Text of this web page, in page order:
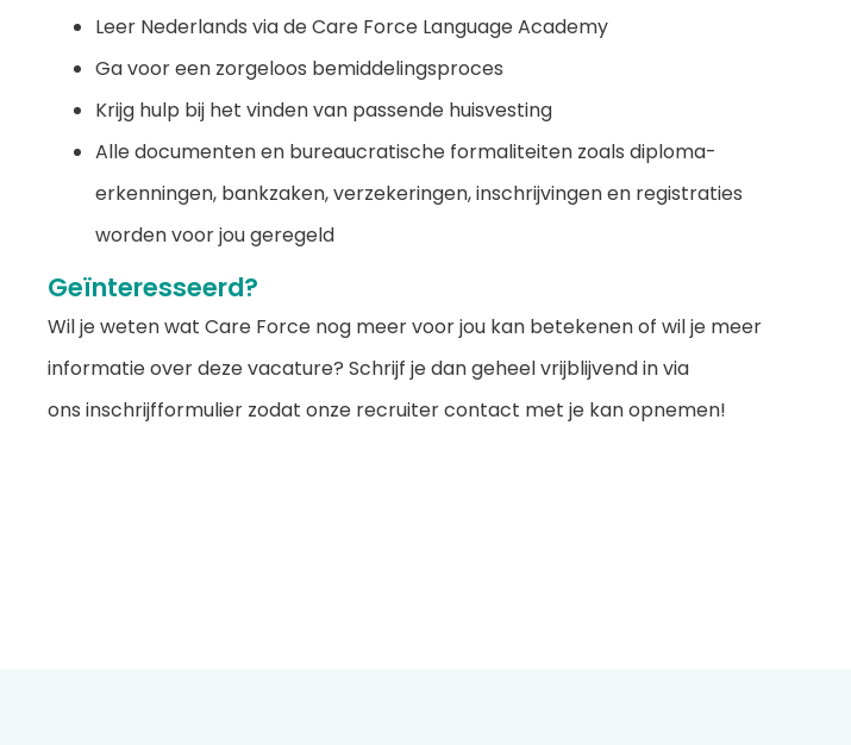
Leer Nederlands via de Care Force Language Academy
Ga voor een zorgeloos bemiddelingsproces
Krijg hulp bij het vinden van passende huisvesting
Alle documenten en bureaucratische formaliteiten zoals diploma-
erkenningen, bankzaken, verzekeringen, inschrijvingen en registraties
worden voor jou geregeld
Geïnteresseerd?
Wil je weten wat Care Force nog meer voor jou kan betekenen of wil je meer
informatie over deze vacature? Schrijf je dan geheel vrijblijvend in via
ons inschrijfformulier zodat onze recruiter contact met je kan opnemen!